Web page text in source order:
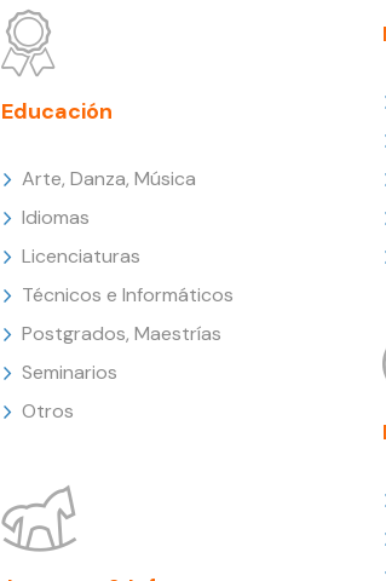
Educación
Arte, Danza, Música
Idiomas
Licenciaturas
Técnicos e Informáticos
Postgrados, Maestrías
Seminarios
Otros